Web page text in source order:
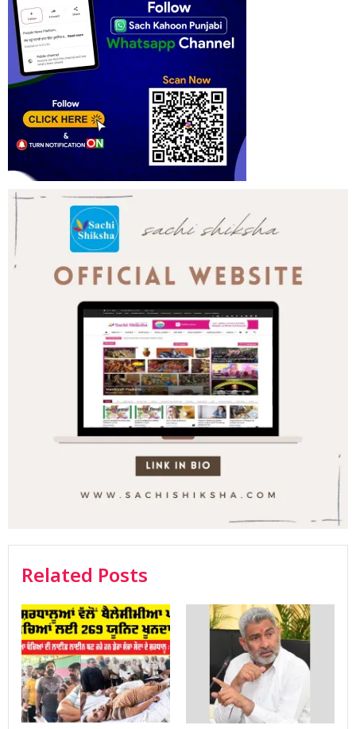
Related Posts